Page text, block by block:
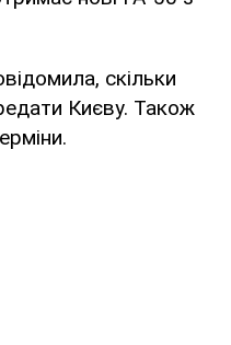
скільки
Києву. Також